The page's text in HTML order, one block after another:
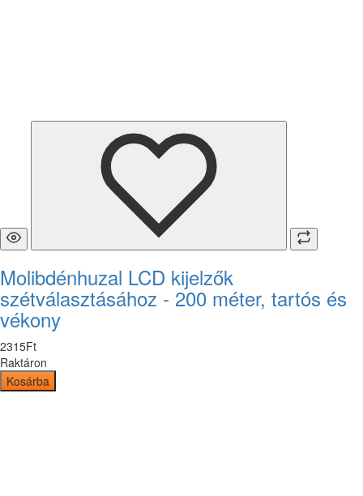
Molibdénhuzal LCD kijelzők
szétválasztásához - 200 méter, tartós és
vékony
2315Ft
Raktáron
Kosárba